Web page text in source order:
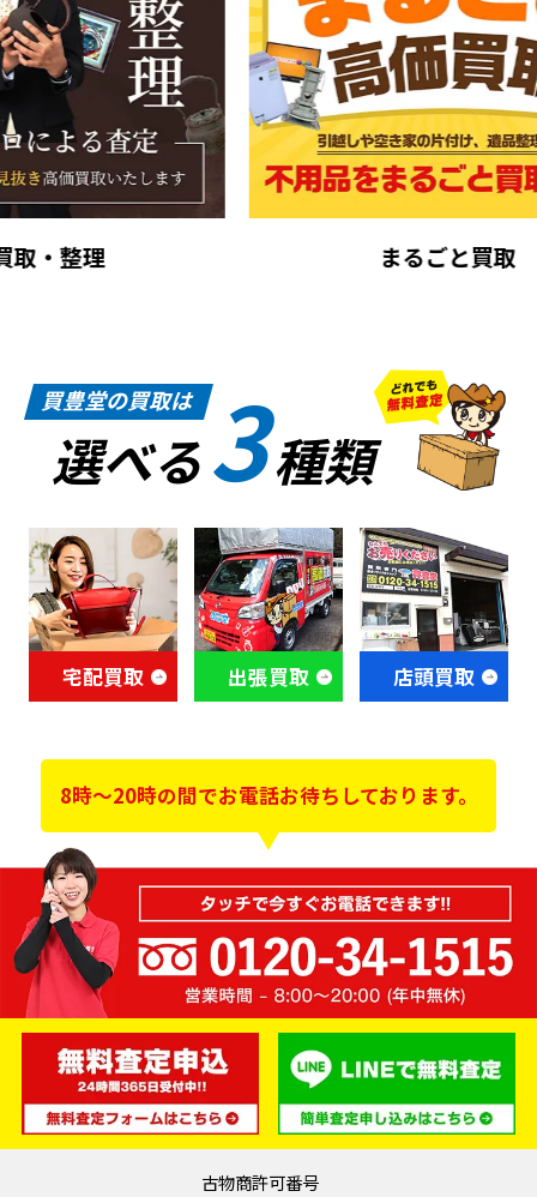
買豊堂の買取は
選べる3種類
宅配買取 出張買取 店頭買取
8時～20時の間でお電話お待ちしております。
古物商許可番号